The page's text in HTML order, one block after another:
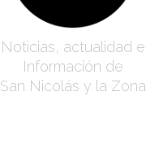
Noticias, actualidad e
Información de
San Nicolás y la Zona